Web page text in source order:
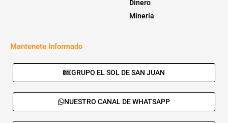
Dinero
Minería
Mantenete Informado
GRUPO EL SOL DE SAN JUAN
NUESTRO CANAL DE WHATSAPP